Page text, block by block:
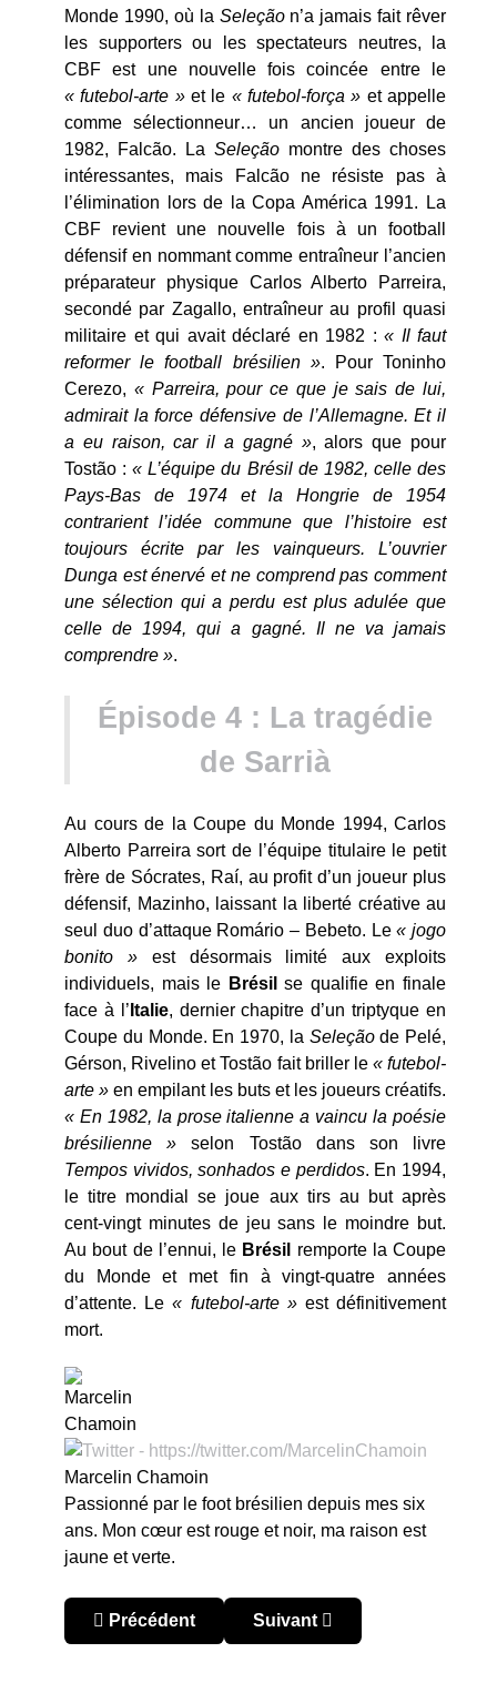
Monde 1990, où la Seleçãon’a jamais fait rêver
les supporters ou les spectateurs neutres, la
CBF est une nouvelle fois coincée entre le
« futebol-arte »et le « futebol-força » et appelle
comme sélectionneur… un ancien joueur de
1982, Falcão. La Seleção montre des choses
intéressantes, mais Falcão ne résiste pas à
l’élimination lors de la Copa América 1991. La
CBF revient une nouvelle fois à un football
défensif en nommant comme entraîneur l’ancien
préparateur physique Carlos Alberto Parreira,
secondé par Zagallo, entraîneur au profil quasi
militaire et qui avait déclaré en 1982 : « Il faut
reformer le football brésilien ». Pour Toninho
Cerezo, « Parreira, pour ce que je sais de lui,
admirait la force défensive de l’Allemagne. Et il
a eu raison, car il a gagné », alors que pour
Tostão :« L’équipe du Brésil de 1982, celle des
Pays-Bas de 1974 et la Hongrie de 1954
contrarient l’idée commune que l’histoire est
toujours écrite par les vainqueurs. L’ouvrier
Dunga est énervé et ne comprend pas comment
une sélection qui a perdu est plus adulée que
celle de 1994, qui a gagné. Il ne va jamais
comprendre ».
Épisode 4 : La tragédie
de Sarrià
Au cours de la Coupe du Monde 1994, Carlos
Alberto Parreira sort de l’équipe titulaire le petit
frère de Sócrates, Raí, au profit d’un joueur plus
défensif, Mazinho, laissant la liberté créative au
seul duo d’attaque Romário – Bebeto. Le« jogo
bonito »est désormais limité aux exploits
individuels, mais le Brésil se qualifie en finale
face à l’ Italie, dernier chapitre d’un triptyque en
Coupe du Monde. En 1970, la Seleçãode Pelé,
Gérson, Rivelino et Tostão fait briller le « futebol-
arte » en empilant les buts et les joueurs créatifs.
« En 1982, la prose italienne a vaincu la poésie
brésilienne » selon Tostão dans son livre
Tempos vividos, sonhados e perdidos. En 1994,
le titre mondial se joue aux tirs au but après
cent-vingt minutes de jeu sans le moindre but.
Au bout de l’ennui, le Brésil
remporte la Coupe
du Monde et met fin à vingt-quatre années
d’attente. Le« futebol-arte »est définitivement
mort.
Marcelin Chamoin
Passionné par le foot brésilien depuis mes six
ans. Mon cœur est rouge et noir, ma raison est
jaune et verte.
Article précédent : La naissance du gol olímpico
Précédent Article suivant : Chili 1973,
Suivant